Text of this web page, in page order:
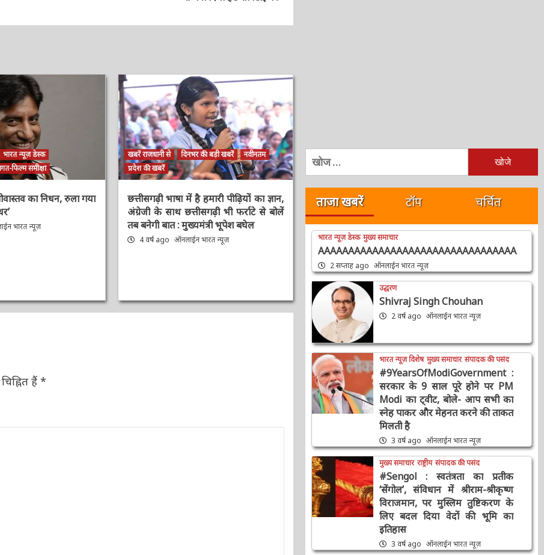
भारत न्यूज़ डेस्क
फिल्म समीक्षा
का निधन, रुला
भारत न्यूज़
खबरें राजधानी से दिनभर की बड़ी खबरें
नवीनतम
प्रदेश की खबरें
छत्तीसगढ़ी भाषा में है हमारी पीढ़ियों का ज्ञान,
अंग्रेजी के साथ छत्तीसगढ़ी भी फर्राटे से बोलें
तब बनेगी बात : मुख्यमंत्री भूपेश बघेल
4 वर्ष ago ऑनलाईन भारत न्यूज़
हैं *
खोजें:
ताजा खबरें टॉप चर्चित
भारत न्यूज़ डेस्क मुख्य समाचार
AAAAAAAAAAAAAAAAAAAAAAAAAAAAAAAAA
2 सप्ताह ago ऑनलाईन भारत न्यूज़
उद्धरण
Shivraj Singh Chouhan
2 वर्ष ago ऑनलाईन भारत न्यूज़
भारत न्यूज़ विशेष मुख्य समाचार
संपादक की पसंद
#9YearsOfModiGovernment :
सरकार के 9 साल पूरे होने पर PM
Modi का ट्वीट, बोले- आप सभी का
स्नेह पाकर और मेहनत करने की
ताकत मिलती है
3 वर्ष ago ऑनलाईन भारत न्यूज़
मुख्य समाचार राष्ट्रीय संपादक की पसंद
#Sengol : स्वतंत्रता का प्रतीक
‘सेंगोल’, संविधान में श्रीराम-श्रीकृष्ण
विराजमान, पर मुस्लिम तुष्टिकरण के
लिए बदल दिया वेदों की भूमि का
इतिहास
3 वर्ष ago ऑनलाईन भारत न्यूज़